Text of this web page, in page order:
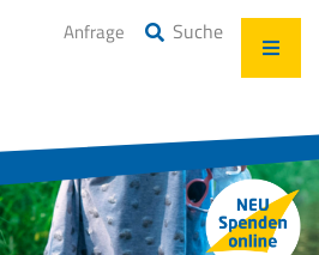
Anfrage Suche